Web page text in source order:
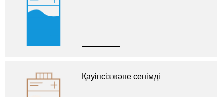
Қауіпсіз және сенімді